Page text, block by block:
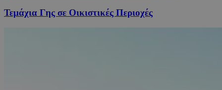
Τεμάχια Γης σε Οικιστικές Περιοχές